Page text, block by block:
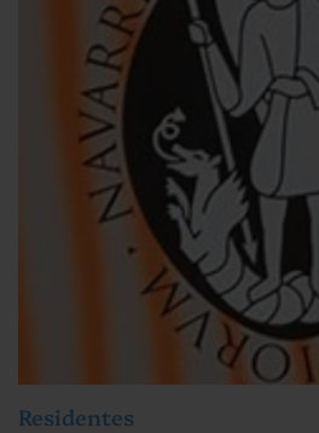
Residentes